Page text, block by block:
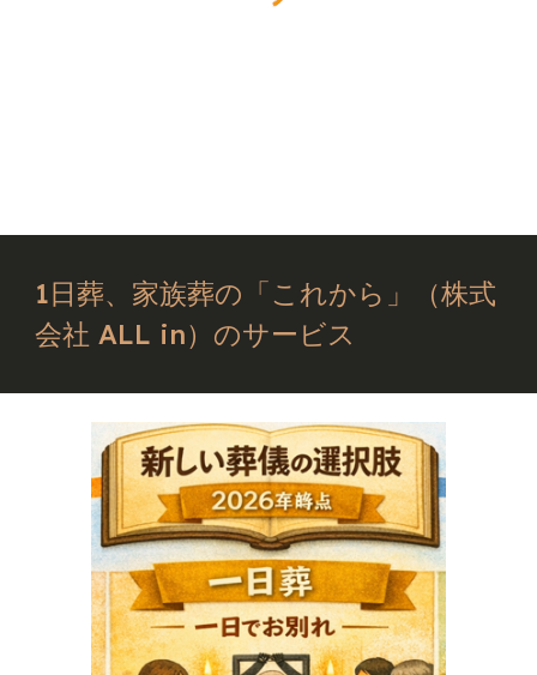
1日葬、家族葬の「これから」（株式
会社 ALL in）のサービス